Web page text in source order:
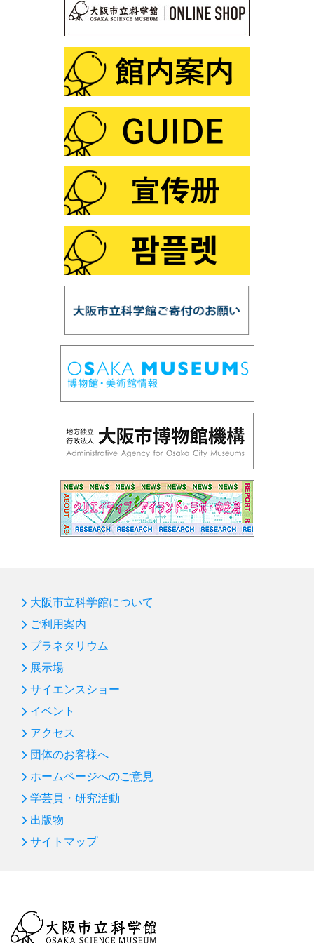
大阪市立科学館について
ご利用案内
プラネタリウム
展示場
サイエンスショー
イベント
アクセス
団体のお客様へ
ホームページへのご意見
学芸員・研究活動
出版物
サイトマップ